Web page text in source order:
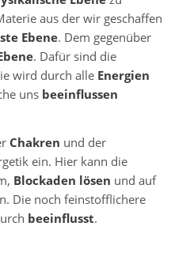
aus der wir geschaffen
Ebene. Dem gegenüber
. Dafür sind die
wird durch alle Energien
uns beeinflussen
Chakren und der
ein. Hier kann die
Blockaden lösen und auf
Die noch feinstofflichere
beeinflusst.